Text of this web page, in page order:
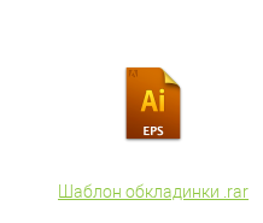
Шаблон обкладинки .rar